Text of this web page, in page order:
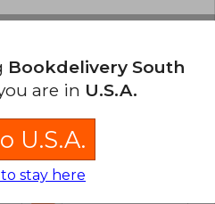
Su historia tiene
relatado permite
Bookdelivery South
are in U.S.A.
U.S.A.
to stay here